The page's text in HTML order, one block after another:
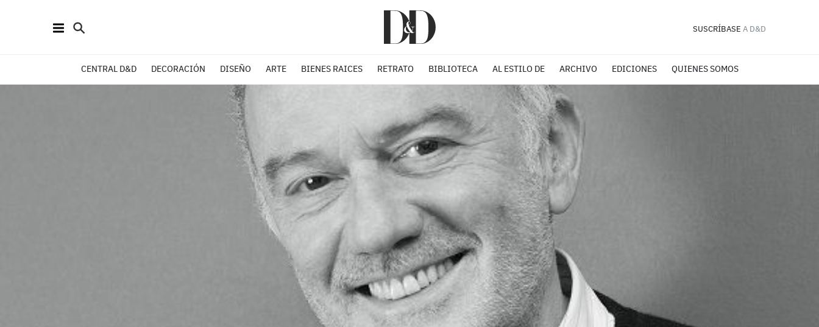
SUSCRÍBASE A D&D
CENTRAL D&D DECORACIÓN DISEÑO ARTE BIENES RAICES RETRATO BIBLIOTECA AL ESTILO DE ARCHIVO EDICIONES QUIENES SOMOS